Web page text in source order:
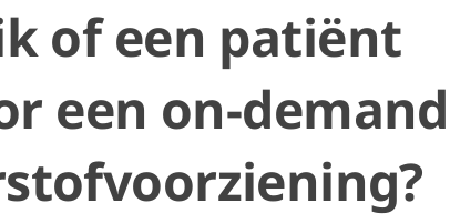
of een patiënt
een on-demand